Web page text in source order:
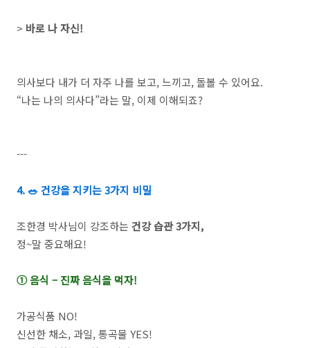
> 바로 나 자신!
의사보다 내가 더 자주 나를 보고, 느끼고, 돌볼 수 있어요.
“나는 나의 의사다”라는 말, 이제 이해되죠?
---
4. 🥗 건강을 지키는 3가지 비밀
조한경 박사님이 강조하는 건강 습관 3가지,
정~말 중요해요!
① 음식 – 진짜 음식을 먹자!
가공식품 NO!
신선한 채소, 과일, 통곡물 YES!